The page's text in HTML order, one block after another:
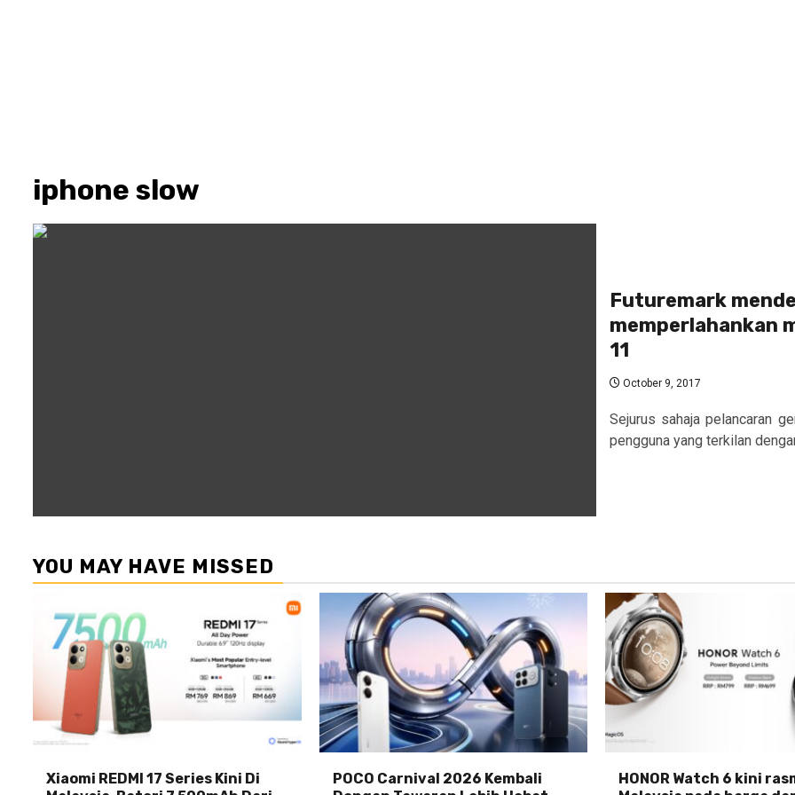
iphone slow
Futuremark
memperlahankan
11
October 9, 2017
Sejurus sahaja pelancaran
pengguna yang terkilan
YOU MAY HAVE MISSED
Xiaomi REDMI 17 Series Kini Di
POCO Carnival 2026 Kembali
HONOR Watch 6 kini